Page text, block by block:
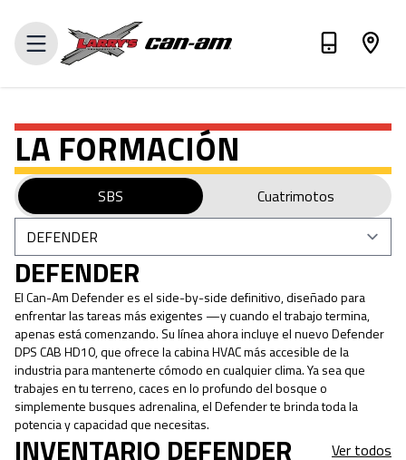
VALORA TU INTERCAMBIO
LA FORMACIÓN
SBS Cuatrimotos
DEFENDER
El Can-Am Defender es el side-by-side definitivo, diseñado para
enfrentar las tareas más exigentes —y cuando el trabajo termina,
apenas está comenzando. Su línea ahora incluye el nuevo Defender
DPS CAB HD10, que ofrece la cabina HVAC más accesible de la
industria para mantenerte cómodo en cualquier clima. Ya sea que
trabajes en tu terreno, caces en lo profundo del bosque o
simplemente busques adrenalina, el Defender te brinda toda la
potencia y capacidad que necesitas.
INVENTARIO DEFENDER Ver todos